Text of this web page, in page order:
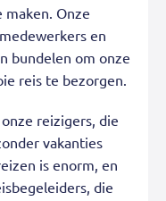
Onze
en
bundelen om onze
reis te bezorgen.
reizigers, die
vakanties
is enorm, en
die